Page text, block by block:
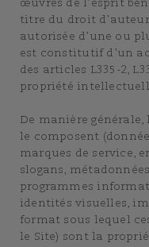
œuvres de l’esprit
titre du droit
autorisée d’une ou
est constitutif d’un
des articles L335-2,
propriété
De manière
le composent
marques de service,
slogans,
programmes
identités visuelles,
format sous lequel
le Site) sont la